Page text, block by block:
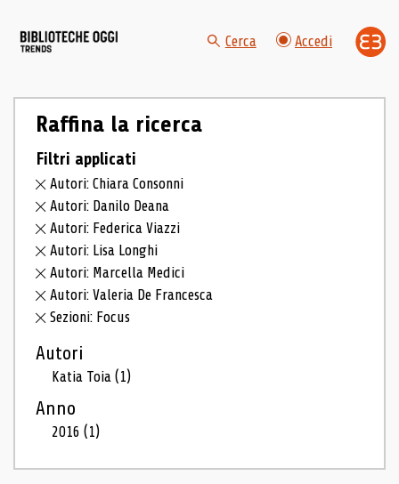
Cerca Accedi
Raffina la ricerca
Filtri applicati
Autori: Chiara Consonni
Autori: Danilo Deana
Autori: Federica Viazzi
Autori: Lisa Longhi
Autori: Marcella Medici
Autori: Valeria De Francesca
Sezioni: Focus
Autori
Katia Toia(1)
Anno
2016(1)